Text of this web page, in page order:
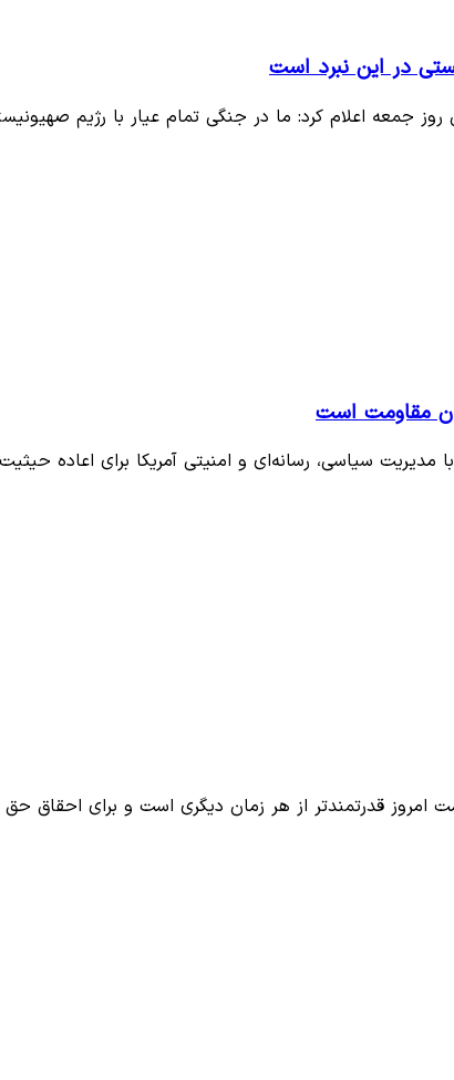
در این نبرد است
جمعه اعلام کرد: ما در جنگی تمام عیار با رژیم
مقاومت است
سیاسی، رسانه‌ای و امنیتی آمریکا برای اعاده
امروز قدرتمندتر از هر زمان دیگری است و برای احقاق